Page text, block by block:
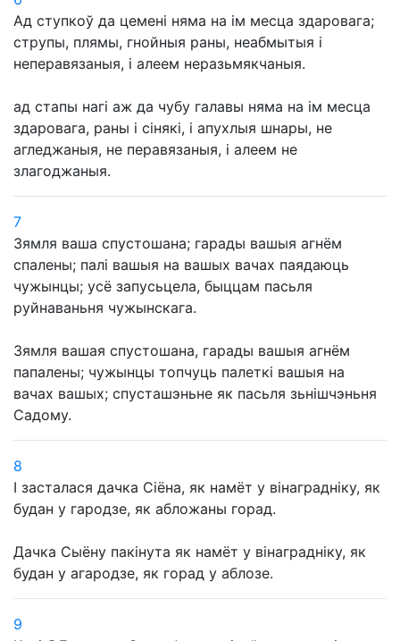
Ад ступкоў да цемені няма на ім месца здаровага;
струпы, плямы, гнойныя раны, неабмытыя і
неперавязаныя, і алеем неразьмякчаныя.
ад стапы нагі аж да чубу галавы няма на ім месца
здаровага, раны і сінякі, і апухлыя шнары, не
агледжаныя, не перавязаныя, і алеем не
злагоджаныя.
7
Зямля ваша спустошана; гарады вашыя агнём
спалены; палі вашыя на вашых вачах паядаюць
чужынцы; усё запусьцела, быццам пасьля
руйнаваньня чужынскага.
Зямля вашая спустошана, гарады вашыя агнём
папалены; чужынцы топчуць палеткі вашыя на
вачах вашых; спусташэньне як пасьля зьнішчэньня
Садому.
8
І засталася дачка Сіёна, як намёт у вінаградніку, як
будан у гародзе, як абложаны горад.
Дачка Сыёну пакінута як намёт у вінаградніку, як
будан у агародзе, як горад у аблозе.
9